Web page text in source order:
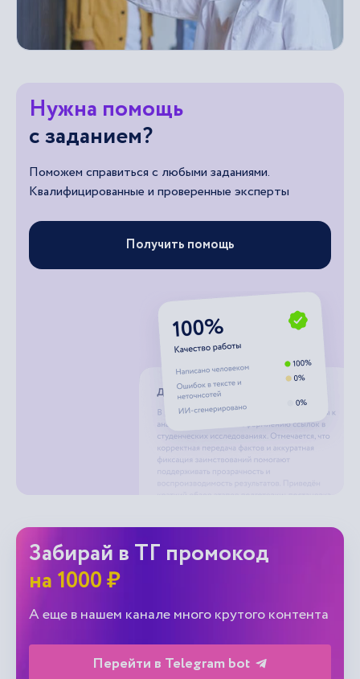
Нужна помощь
с заданием?
Поможем справиться с любыми заданиями.
Квалифицированные и проверенные эксперты
Получить помощь
Забирай в ТГ промокод
на 1000 ₽
А еще в нашем канале много крутого контента
Перейти в Telegram bot